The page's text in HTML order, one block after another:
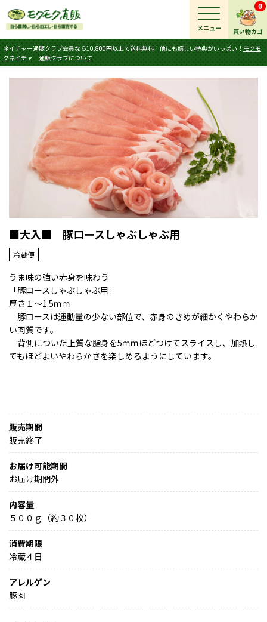
買い物カゴ
0
ネイチャー通販クラブ会員なら10,800円以上で送料無料！他にも嬉しい特典がいっぱい！ モクモ
クネイチャー通販クラブについて
メニュー
■大入■ 豚ロースしゃぶしゃぶ用
冷蔵便
うま味の強い赤身を味わう
「豚ロースしゃぶしゃぶ用」
厚さ１～1.5ｍｍ
豚ロースは運動量の少ない部位で、赤身のきめが細かくやわらか
い肉質です。
背側についた上質な脂身を5ｍｍほどつけてスライスし、加熱し
てもほどよいやわらかさを楽しめるようにしています。
販売期間
販売終了
お届け可能期間
お届け期間外
内容量
５００ｇ（約３０枚）
消費期限
冷蔵４日
アレルゲン
豚肉